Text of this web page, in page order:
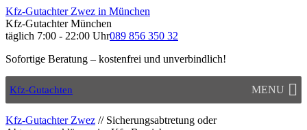
Kfz-Gutachter Zwez in München
Kfz-Gutachter München
täglich 7:00 - 22:00 Uhr089 856 350 32
Sofortige Beratung – kostenfrei und unverbindlich!
Kfz-Gutachten MENU
Kfz-Gutachter Zwez // Sicherungsabtretung oder